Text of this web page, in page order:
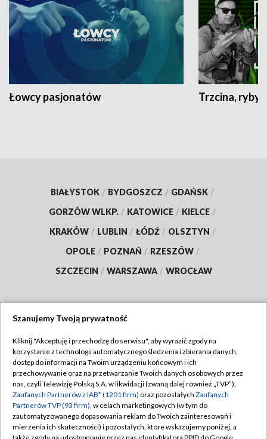
Łowcy pasjonatów Trzcina, ryby
BIAŁYSTOK / BYDGOSZCZ / GDAŃSK /
GORZÓW WLKP. / KATOWICE / KIELCE /
KRAKÓW / LUBLIN / ŁÓDŹ / OLSZTYN /
OPOLE / POZNAŃ / RZESZÓW /
SZCZECIN / WARSZAWA / WROCŁAW
TVP
Abonament TVP
Emisja w TVP
Centrum informacji TVP
Naziemna Telewizja Cyfrowa
Regulamin TVP
Polityka prywatności
Moje zgody
Pomoc
Szanujemy Twoją prywatność
Kliknij "Akceptuję i przechodzę do serwisu", aby wyrazić zgody na
korzystanie z technologii automatycznego śledzenia i zbierania danych,
dostęp do informacji na Twoim urządzeniu końcowym i ich
przechowywanie oraz na przetwarzanie Twoich danych osobowych przez
nas, czyli Telewizję Polską S.A. w likwidacji (zwaną dalej również „TVP”),
Zaufanych Partnerów z IAB* (1201 firm) oraz pozostałych Zaufanych
Partnerów TVP (93 firm), w celach marketingowych (w tym do
zautomatyzowanego dopasowania reklam do Twoich zainteresowań i
mierzenia ich skuteczności) i pozostałych, które wskazujemy poniżej, a